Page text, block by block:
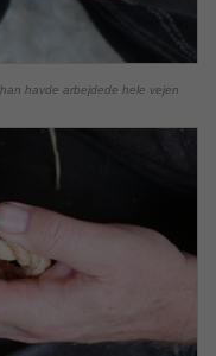
havde arbejdede hele vejen